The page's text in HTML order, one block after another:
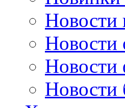
Новости
Новости
Новости
Новости